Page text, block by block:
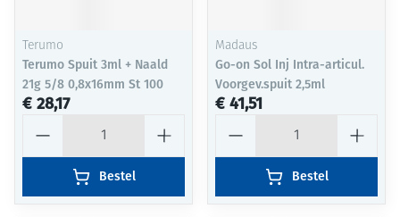
Terumo
Terumo Spuit 3ml + Naald
21g 5/8 0,8x16mm St 100
€ 28,17
Bestel
Madaus
Go-on Sol Inj Intra-articul.
Voorgev.spuit 2,5ml
€ 41,51
Bestel